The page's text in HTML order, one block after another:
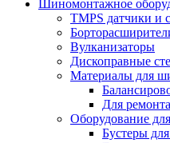
Шиномонтажное
TMPS датчики и
Вулканизаторы
Дископравные
Материалы для
Для
Оборудование
Бустеры